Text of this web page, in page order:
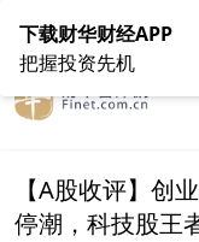
在线客服 关于我们
【A股收评】创
停潮，科技股王
下载财华财经APP
把握投资先机